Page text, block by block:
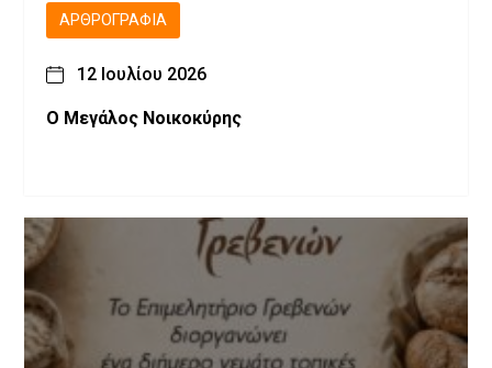
ΑΡΘΡΟΓΡΑΦΊΑ
12 Ιουλίου 2026
Ο Μεγάλος Νοικοκύρης